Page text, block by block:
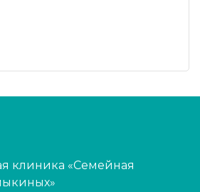
клиника «Семейная